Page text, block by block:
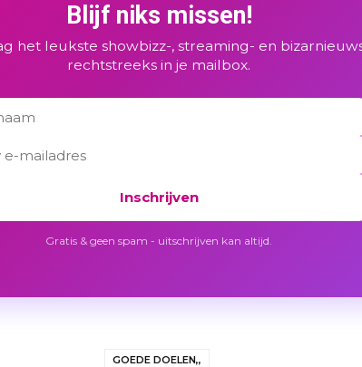
Blijf niks missen!
het leukste showbizz-, streaming- en
rechtstreeks in je mailbox.
Inschrijven
Gratis & geen spam - uitschrijven kan altijd.
GOEDE DOELEN,,